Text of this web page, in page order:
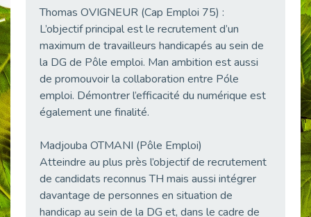
Publié le 31/03/2026
Journée mondiale de sensibilisation à l’autisme
Publié le 31/03/2026
CDD de reconversion : un nouveau contrat pour sécuriser le changement de métier.
Publié le 30/03/2026
Publié le 30/03/2026
Publié le 30/03/2026
Mieux appréhender les enjeux du handicap singulier en entreprise - vidéo
Publié le 27/03/2026
Thomas OVIGNEUR (Cap Emploi 75) :
L’objectif principal est le recrutement d’un
maximum de travailleurs handicapés au sein de
la DG de Pôle emploi. Man ambition est aussi
de promouvoir la collaboration entre Póle
emploi. Démontrer l’efficacité du numérique est
également une finalité.
Madjouba OTMANI (Pôle Emploi)
Atteindre au plus près l’objectif de recrutement
de candidats reconnus TH mais aussi intégrer
davantage de personnes en situation de
handicap au sein de la DG et, dans le cadre de